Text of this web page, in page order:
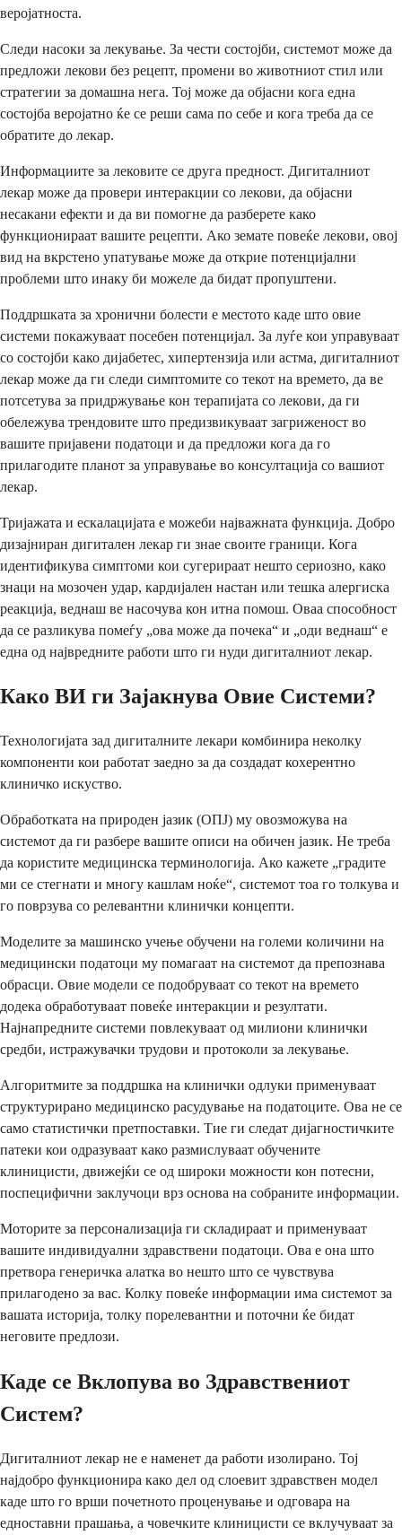
веројатноста.
Следи насоки за лекување. За чести состојби, системот може да
предложи лекови без рецепт, промени во животниот стил или
стратегии за домашна нега. Тој може да објасни кога една
состојба веројатно ќе се реши сама по себе и кога треба да се
обратите до лекар.
Информациите за лековите се друга предност. Дигиталниот
лекар може да провери интеракции со лекови, да објасни
несакани ефекти и да ви помогне да разберете како
функционираат вашите рецепти. Ако земате повеќе лекови, овој
вид на вкрстено упатување може да открие потенцијални
проблеми што инаку би можеле да бидат пропуштени.
Поддршката за хронични болести е местото каде што овие
системи покажуваат посебен потенцијал. За луѓе кои управуваат
со состојби како дијабетес, хипертензија или астма, дигиталниот
лекар може да ги следи симптомите со текот на времето, да ве
потсетува за придржување кон терапијата со лекови, да ги
обележува трендовите што предизвикуваат загриженост во
вашите пријавени податоци и да предложи кога да го
прилагодите планот за управување во консултација со вашиот
лекар.
Тријажата и ескалацијата е можеби најважната функција. Добро
дизајниран дигитален лекар ги знае своите граници. Кога
идентификува симптоми кои сугерираат нешто сериозно, како
знаци на мозочен удар, кардијален настан или тешка алергиска
реакција, веднаш ве насочува кон итна помош. Оваа способност
да се разликува помеѓу „ова може да почека“ и „оди веднаш“ е
една од највредните работи што ги нуди дигиталниот лекар.
Како ВИ ги Зајакнува Овие Системи?
Технологијата зад дигиталните лекари комбинира неколку
компоненти кои работат заедно за да создадат кохерентно
клиничко искуство.
Обработката на природен јазик (ОПЈ) му овозможува на
системот да ги разбере вашите описи на обичен јазик. Не треба
да користите медицинска терминологија. Ако кажете „градите
ми се стегнати и многу кашлам ноќе“, системот тоа го толкува и
го поврзува со релевантни клинички концепти.
Моделите за машинско учење обучени на големи количини на
медицински податоци му помагаат на системот да препознава
обрасци. Овие модели се подобруваат со текот на времето
додека обработуваат повеќе интеракции и резултати.
Најнапредните системи повлекуваат од милиони клинички
средби, истражувачки трудови и протоколи за лекување.
Алгоритмите за поддршка на клинички одлуки применуваат
структурирано медицинско расудување на податоците. Ова не се
само статистички претпоставки. Тие ги следат дијагностичките
патеки кои одразуваат како размислуваат обучените
клиницисти, движејќи се од широки можности кон потесни,
поспецифични заклучоци врз основа на собраните информации.
Моторите за персонализација ги складираат и применуваат
вашите индивидуални здравствени податоци. Ова е она што
претвора генеричка алатка во нешто што се чувствува
прилагодено за вас. Колку повеќе информации има системот за
вашата историја, толку порелевантни и поточни ќе бидат
неговите предлози.
Каде се Вклопува во Здравствениот
Систем?
Дигиталниот лекар не е наменет да работи изолирано. Тој
најдобро функционира како дел од слоевит здравствен модел
каде што го врши почетното проценување и одговара на
едноставни прашања, а човечките клиницисти се вклучуваат за